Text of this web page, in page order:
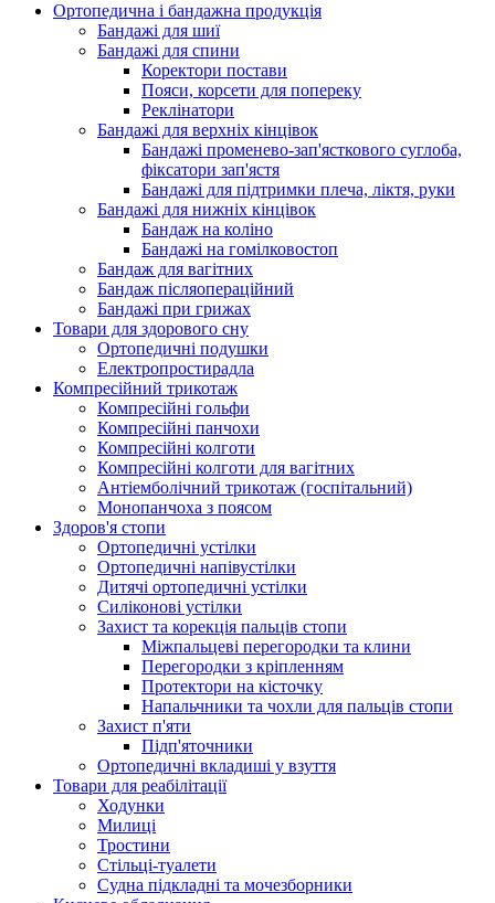
Ортопедична і бандажна продукція
Бандажі для шиї
Бандажі для спини
Коректори постави
Пояси, корсети для попереку
Реклінатори
Бандажі для верхніх кінцівок
Бандажі променево-зап'ясткового суглоба,
фіксатори зап'ястя
Бандажі для підтримки плеча, ліктя, руки
Бандажі для нижніх кінцівок
Бандаж на коліно
Бандажі на гомілковостоп
Бандаж для вагітних
Бандаж післяопераційний
Бандажі при грижах
Товари для здорового сну
Ортопедичні подушки
Електропростирадла
Компресійний трикотаж
Компресійні гольфи
Компресійні панчохи
Компресійні колготи
Компресійні колготи для вагітних
Антіемболічний трикотаж (госпітальний)
Монопанчоха з поясом
Здоров'я стопи
Ортопедичні устілки
Ортопедичні напівустілки
Дитячі ортопедичні устілки
Силіконові устілки
Захист та корекція пальців стопи
Міжпальцеві перегородки та клини
Перегородки з кріпленням
Протектори на кісточку
Напальчники та чохли для пальців стопи
Захист п'яти
Підп'яточники
Ортопедичні вкладиші у взуття
Товари для реабілітації
Ходунки
Милиці
Тростини
Стільці-туалети
Судна підкладні та мочезборники